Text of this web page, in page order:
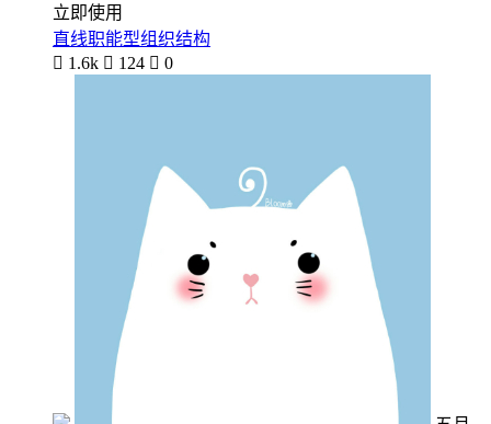
立即使用
直线职能型组织结构
 1.6k  124  0